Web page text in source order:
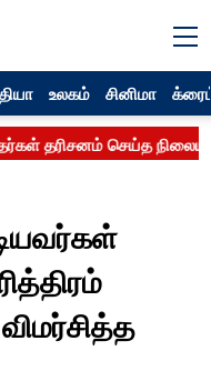
உலகம் சினிமா